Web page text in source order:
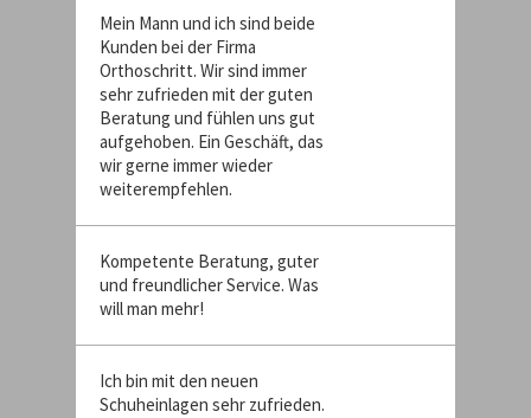
Mein Mann und ich sind beide
Kunden bei der Firma
Orthoschritt. Wir sind immer
sehr zufrieden mit der guten
Beratung und fühlen uns gut
aufgehoben. Ein Geschäft, das
wir gerne immer wieder
weiterempfehlen.
Kompetente Beratung, guter
und freundlicher Service. Was
will man mehr!
Ich bin mit den neuen
Schuheinlagen sehr zufrieden.